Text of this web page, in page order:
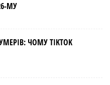
МУ
ЧОМУ TIKTOK